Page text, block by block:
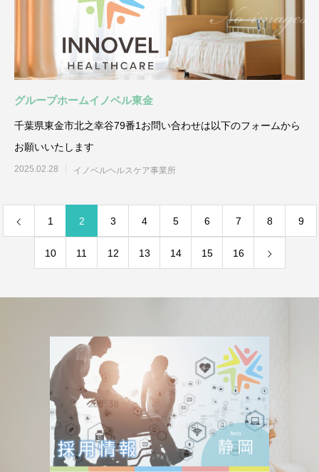
グループホームイノベル東金
千葉県東金市北之幸谷79番1お問い合わせは以下のフォームから
お願いいたします
2025.02.28 イノベルヘルスケア事業所
1 2 3 4 5 6 7 8 9
10 11 12 13 14 15 16